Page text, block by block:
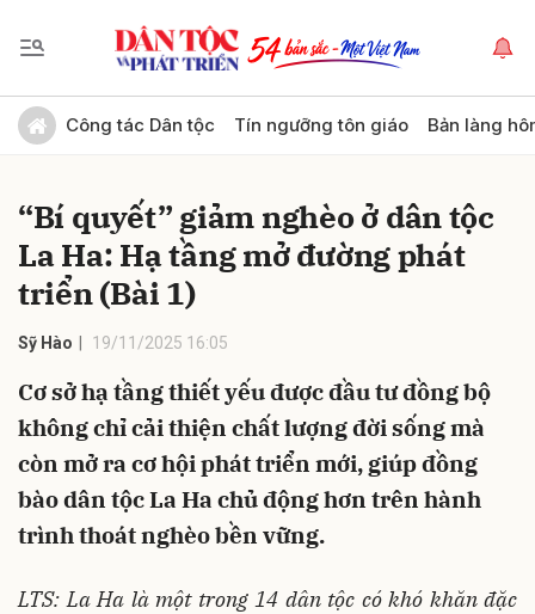
Công tác Dân tộc Tín ngưỡng tôn giáo Bản làng
“Bí quyết” giảm nghèo ở dân tộc
La Ha: Hạ tầng mở đường phát
triển (Bài 1)
Sỹ Hào 19/11/2025 16:05
Cơ sở hạ tầng thiết yếu được đầu tư đồng bộ
không chỉ cải thiện chất lượng đời sống mà
còn mở ra cơ hội phát triển mới, giúp đồng
bào dân tộc La Ha chủ động hơn trên hành
trình thoát nghèo bền vững.
LTS: La Ha là một trong 14 dân tộc có khó khăn đặc
Gửi bình luận